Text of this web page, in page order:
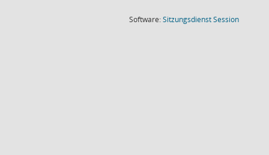
Software:SitzungsdienstSession(Wird in